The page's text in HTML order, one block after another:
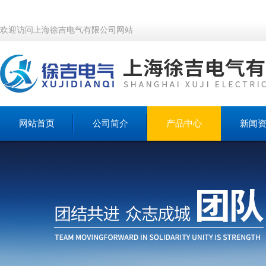
欢迎访问上海徐吉电气有限公司网站
网站首页 公司简介 产品中心 新闻